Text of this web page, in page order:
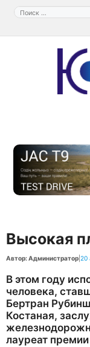
Перейти
содержимому
Поиск:
Высокая
Автор: Администратор 20
В этом году
человека,
Бертран
Костаная,
лауреат